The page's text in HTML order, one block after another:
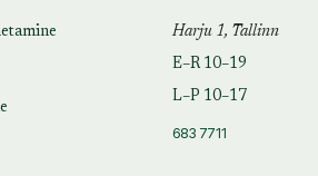
Harju 1, Tallinn
E–R 10–19
L–P 10–17
683 7711